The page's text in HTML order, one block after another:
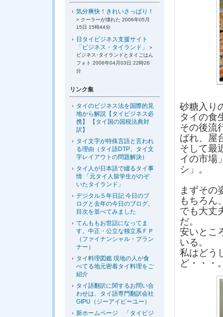
砂糖入り
タイの食
その後流
ばれ、屋
そして最
イの市場
シ」。
まずその
もちろん
でも大丈
だ。
安いとこ
いる。
私はどう
ど・・・
気分爽快！きれいさっぱり！
> クーラーが壊れた 2006年05月
15日 15時44分
日タイビジネス支援サイト
「ビジネス・タイランド」
>
ビジネス･タイランドとタイごはん
フォト 2006年04月03日 22時26
分
リンク集
タイのビジネス法を国際的見
地から解説【タイビジネス必
携】 【タイ国の国税法典対
訳】
タイ文字が特殊言語と言われ
る理由（タイ語DTP、タイ文
字レイアウトの問題解決）
タイ人が日本語で綴るタイ事
情 「元タイ人留学生がのぞ
いたタイランド」
デジタル５年日記 今日のブ
ログと去年の今日のブログ。
目次を並べてみました
てんももお世話になってま
す。中正・公立な独立系ＦＰ
（ファイナンシャル・プラン
ナー）
タイ料理図鑑 現地の人が食
べてる地元密着タイ料理をご
紹介
タイ語翻訳に関するお問い合
わせは、タイ語専門翻訳会社
GIPU（ジーアイピーユー）
新ホームページ 「タイビジ